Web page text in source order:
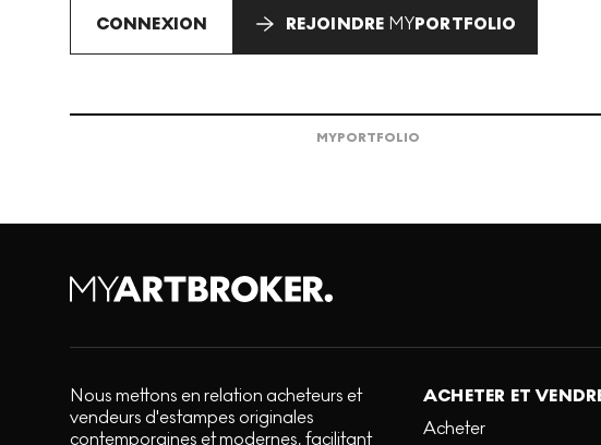
CONNEXION REJOINDRE MYPORTFOLIO
MYPORTFOLIO
Nous mettons en relation acheteurs et
vendeurs d'estampes originales
contemporaines et modernes, facilitant
ACHETER ET
Acheter